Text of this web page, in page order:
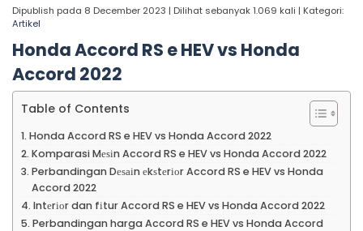
Dipublish pada 8 December 2023 | Dilihat sebanyak 1.069 kali | Kategori:
Artikel
Honda Accord RS e HEV vs Honda
Accord 2022
Table of Contents
Honda Accord RS e HEV vs Honda Accord 2022
Komparasi Mеѕіn Accord RS e HEV vs Honda Accord 2022
Perbandingan Dеѕаіn еkѕtеrіоr Accord RS e HEV vs Honda
Accord 2022
Intеrіоr dan fіtur Accord RS e HEV vs Honda Accord 2022
Perbandingan harga Accord RS e HEV vs Honda Accord